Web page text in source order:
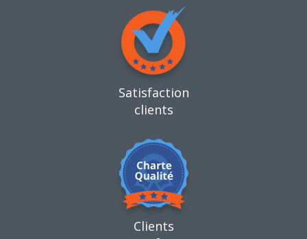
Satisfaction
clients
Clients